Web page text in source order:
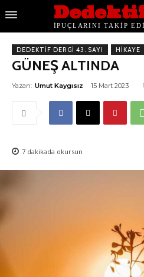
İPUÇLARINI TAKİP
DEDEKTIF DERGI 43. SAYI HIKAYE
GÜNEŞ ALTINDA
Yazan: Umut Kaygısız 15 Mart 2023
7 dakikada okursun